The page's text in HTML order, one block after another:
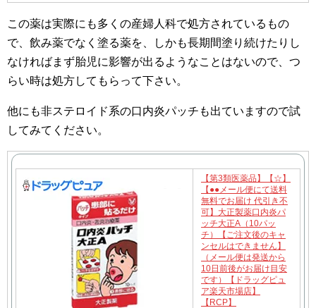
この薬は実際にも多くの産婦人科で処方されているもの
で、飲み薬でなく塗る薬を、しかも長期間塗り続けたりし
なければまず胎児に影響が出るようなことはないので、つ
らい時は処方してもらって下さい。
他にも非ステロイド系の口内炎パッチも出ていますので試
してみてください。
【第3類医薬品】【☆】
【●●メール便にて送料
無料でお届け 代引き不
可】大正製薬口内炎パ
ッチ大正A（10パッ
チ）【ご注文後のキャ
ンセルはできません】
（メール便は発送から
10日前後がお届け目安
です）【ドラッグピュ
ア楽天市場店】
【RCP】